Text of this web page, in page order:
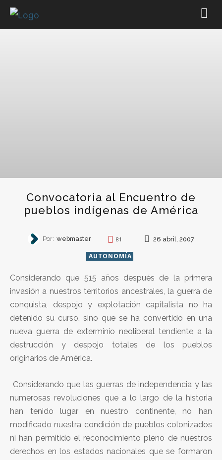
Convocatoria al Encuentro de
pueblos indígenas de América
Por: webmaster 81 26 abril, 2007
AUTONOMÍA
Considerando que 515 años después de la primera
invasión a nuestros territorios ancestrales, la guerra de
conquista, despojo y explotación capitalista no ha
detenido su curso, sino que se ha convertido en una
nueva guerra de exterminio neoliberal tendiente a la
destrucción y despojo totales de los pueblos
originarios de América.
Considerando que las guerras de independencia y las
numerosas revoluciones que a lo largo de la historia
han tenido lugar en nuestro continente, no han
modificado nuestra condición de pueblos colonizados
ni han permitido el reconocimiento pleno de nuestros
derechos en los estados nacionales que se formaron